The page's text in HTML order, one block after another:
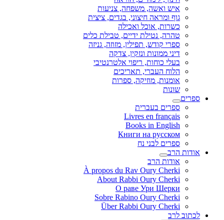
איש ואשה, משפחה, צניעות
גוף ומראה חיצוני, בגדים, ציצית
כשרות, אוכל ואכילה
טהרה, נטילת ידיים, טבילת כלים
ספרי קודש, תפילין, מזוזה, גניזה
דיני ממונות ונזקין, צדקה
בעלי כוחות, ריפוי אלטרנטיבי
הלוח העברי, תאריכים
אומנות, מוזיקה, ספרות
שונות
ספרים
ספרים בעברית
Livres en français
Books in English
Книги на русском
ספרים לבני נח
אודות הרב
אודות הרב
À propos du Rav Oury Cherki
About Rabbi Oury Cherki
О раве Ури Шерки
Sobre Rabino Oury Cherki
Über Rabbi Oury Cherki
לכתוב לרב